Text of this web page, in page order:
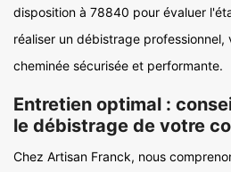
disposition à 78840 pour évaluer
réaliser un débistrage professionnel,
cheminée sécurisée et performante.
Entretien optimal :
le débistrage de votre
Chez Artisan Franck, nous